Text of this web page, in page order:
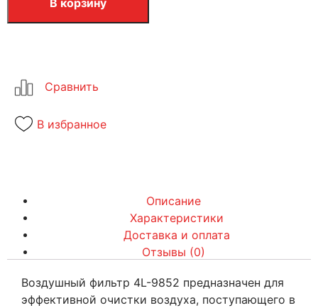
В корзину
В избранное
Описание
Характеристики
Доставка и оплата
Отзывы (0)
Воздушный фильтр 4L-9852 предназначен для
эффективной очистки воздуха, поступающего в